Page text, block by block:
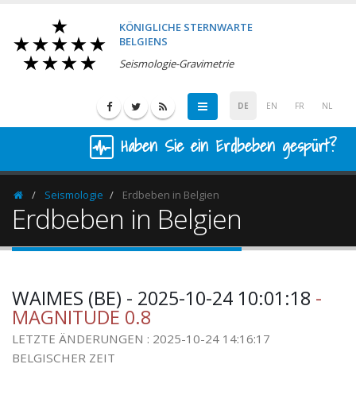
KÖNIGLICHE STERNWARTE
BELGIENS
Seismologie-Gravimetrie
DE EN FR NL
Haben Sie ein Erdbeben gespürt?
HomepageSeismologie Erdbeben in Belgien
Erdbeben in Belgien
WAIMES (BE) - 2025-10-24 10:01:18 -
MAGNITUDE 0.8
LETZTE ÄNDERUNGEN : 2025-10-24 14:16:17
BELGISCHER ZEIT